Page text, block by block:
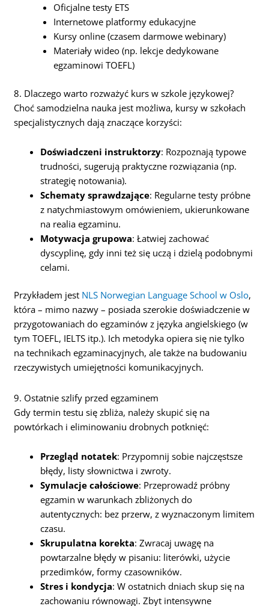
Oficjalne testy ETS
Internetowe platformy edukacyjne
Kursy online (czasem darmowe webinary)
Materiały wideo (np. lekcje dedykowane
egzaminowi TOEFL)
8. Dlaczego warto rozważyć kurs w szkole językowej?
Choć samodzielna nauka jest możliwa, kursy w szkołach
specjalistycznych dają znaczące korzyści:
Doświadczeni instruktorzy: Rozpoznają typowe
trudności, sugerują praktyczne rozwiązania (np.
strategię notowania).
Schematy sprawdzające: Regularne testy próbne
z natychmiastowym omówieniem, ukierunkowane
na realia egzaminu.
Motywacja grupowa: Łatwiej zachować
dyscyplinę, gdy inni też się uczą i dzielą podobnymi
celami.
Przykładem jest NLS Norwegian Language School w Oslo,
która – mimo nazwy – posiada szerokie doświadczenie w
przygotowaniach do egzaminów z języka angielskiego (w
tym TOEFL, IELTS itp.). Ich metodyka opiera się nie tylko
na technikach egzaminacyjnych, ale także na budowaniu
rzeczywistych umiejętności komunikacyjnych.
9. Ostatnie szlify przed egzaminem
Gdy termin testu się zbliża, należy skupić się na
powtórkach i eliminowaniu drobnych potknięć:
Przegląd notatek: Przypomnij sobie najczęstsze
błędy, listy słownictwa i zwroty.
Symulacje całościowe: Przeprowadź próbny
egzamin w warunkach zbliżonych do
autentycznych: bez przerw, z wyznaczonym limitem
czasu.
Skrupulatna korekta: Zwracaj uwagę na
powtarzalne błędy w pisaniu: literówki, użycie
przedimków, formy czasowników.
Stres i kondycja: W ostatnich dniach skup się na
zachowaniu równowagi. Zbyt intensywne